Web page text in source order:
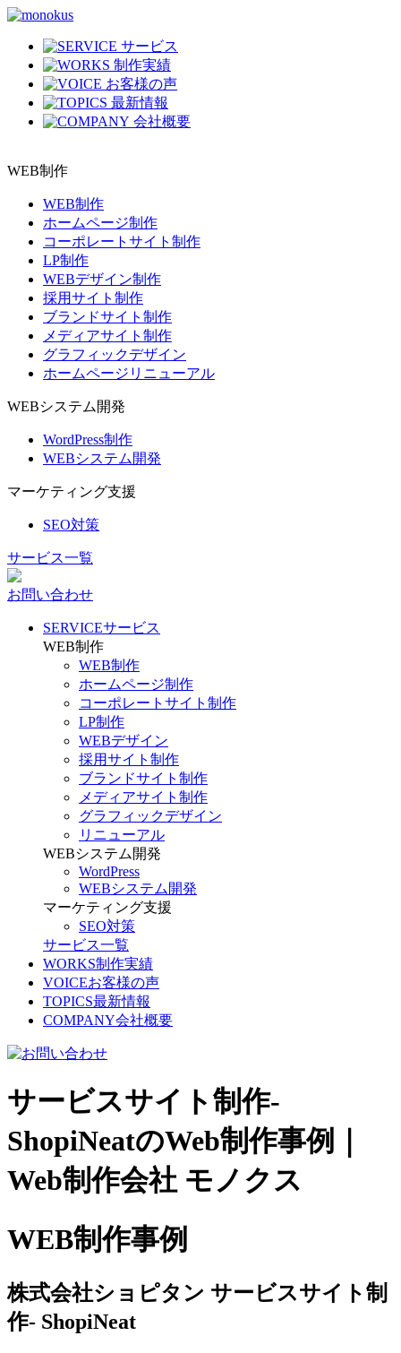
サービス
制作実績
お客様の声
最新情報
会社概要
WEB制作
WEB制作
ホームページ制作
コーポレートサイト制作
LP制作
WEBデザイン制作
採用サイト制作
ブランドサイト制作
メディアサイト制作
グラフィックデザイン
ホームページリニューアル
WEBシステム開発
WordPress制作
WEBシステム開発
マーケティング支援
SEO対策
サービス一覧
お問い合わせ
SERVICEサービス
WEB制作
WEB制作
ホームページ制作
コーポレートサイト制作
LP制作
WEBデザイン
採用サイト制作
ブランドサイト制作
メディアサイト制作
グラフィックデザイン
リニューアル
WEBシステム開発
WordPress
WEBシステム開発
マーケティング支援
SEO対策
サービス一覧
WORKS制作実績
VOICEお客様の声
TOPICS最新情報
COMPANY会社概要
サービスサイト制作-
ShopiNeatのWeb制作事例｜
Web制作会社 モノクス
WEB制作事例
株式会社ショピタン サービスサイト制
作- ShopiNeat